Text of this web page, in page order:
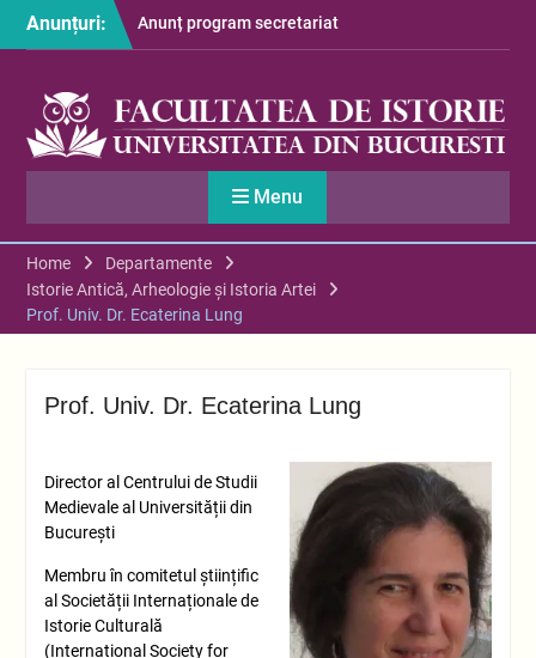
Anunțuri:
Anunț program secretariat
– luna august
2026
S-au afișat informațiile
despre cazarea studenților
în anul universitar 2026-
Menu
Home
Departamente
Istorie Antică, Arheologie și Istoria Artei
Prof. Univ. Dr. Ecaterina Lung
Prof. Univ. Dr. Ecaterina Lung
Director al Centrului de Studii
Medievale al Universității din
București
Membru în comitetul științific
al Societății Internaționale de
Istorie Culturală
(International Society for